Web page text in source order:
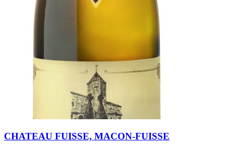
CHATEAU FUISSE, MACON-FUISSE